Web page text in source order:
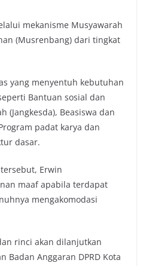
mekanisme Musyawarah
(Musrenbang) dari tingkat
yang menyentuh kebutuhan
Bantuan sosial dan
(Jangkesda), Beasiswa dan
padat karya dan
dasar.
Erwin
maaf apabila terdapat
mengakomodasi
rinci akan dilanjutkan
Badan Anggaran DPRD Kota